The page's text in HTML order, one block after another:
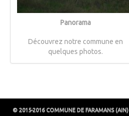
Panorama
Découvrez notre commune en
quelques photos.
© 2015-2016 COMMUNE DE FARAMANS (AIN)